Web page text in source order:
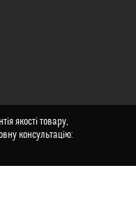
якості товару,
консультацію: